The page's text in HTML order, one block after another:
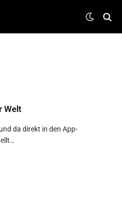
Welt
da direkt in den App-